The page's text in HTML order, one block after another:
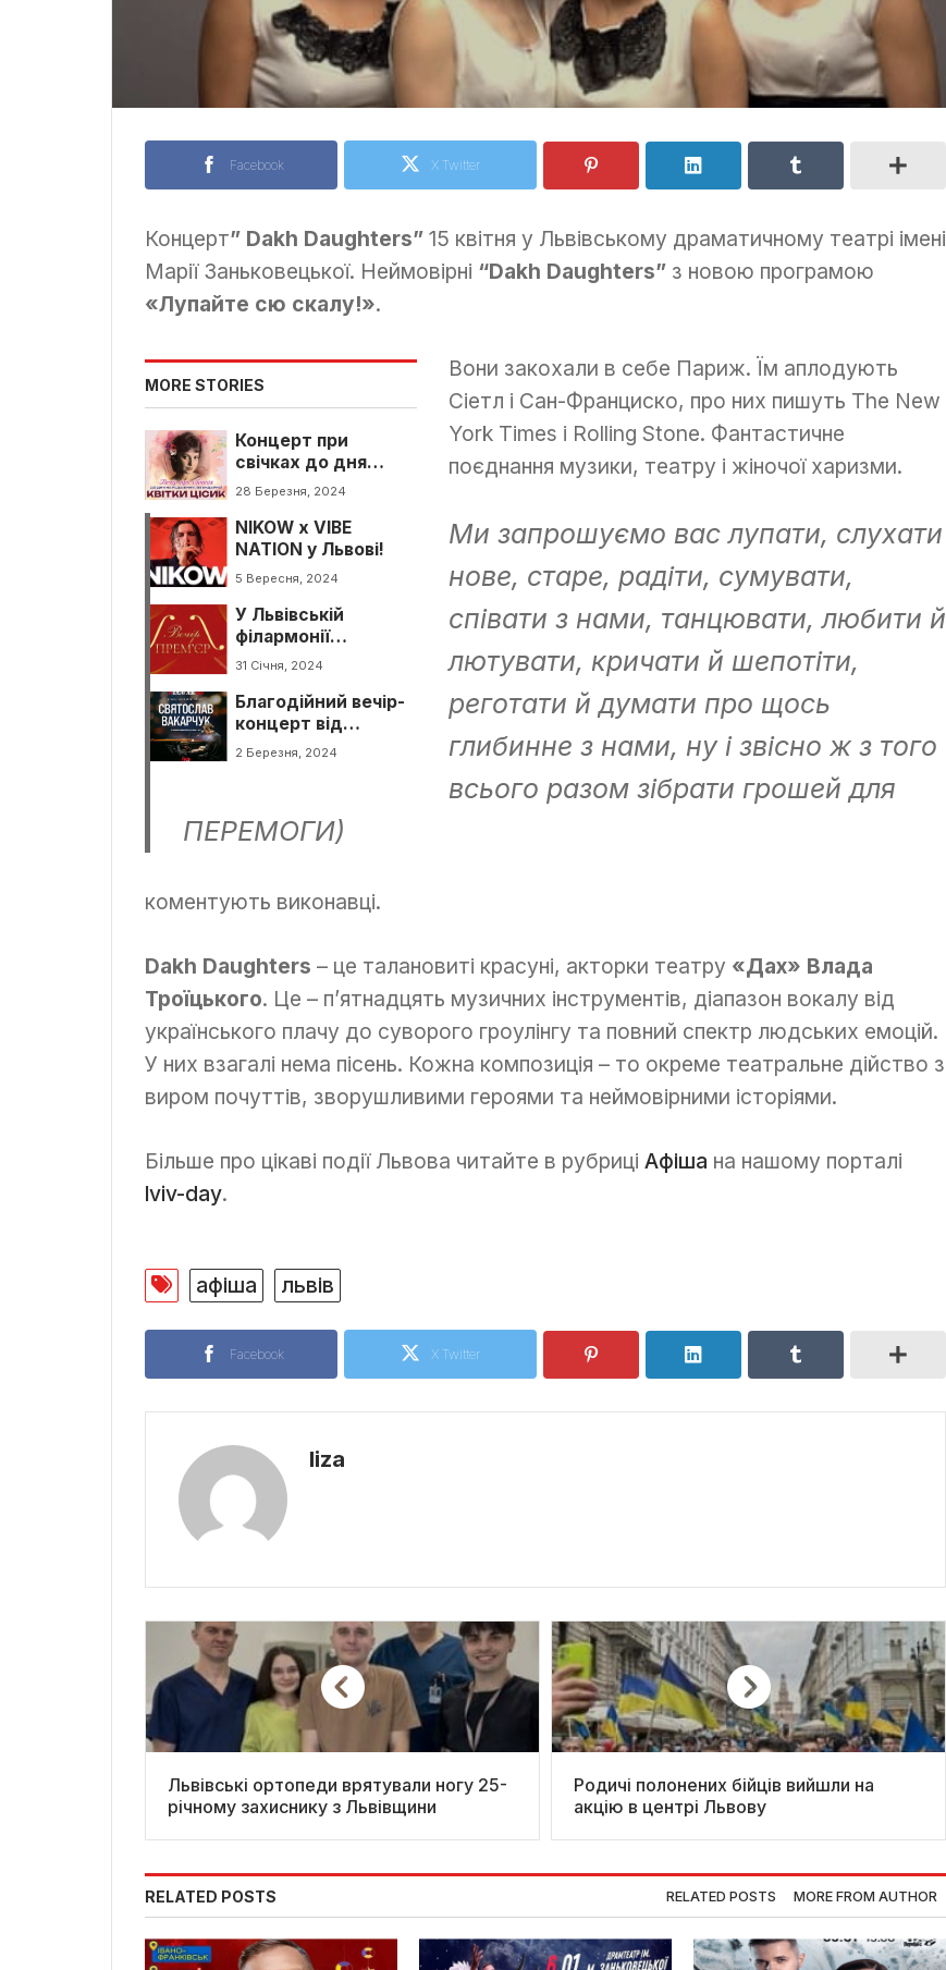
Facebook X Twitter
Концерт” Dakh Daughters” 15 квітня у Львівському драматичному театрі імені
Марії Заньковецької. Неймовірні “Dakh Daughters” з новою програмою
«Лупайте сю скалу!».
MORE STORIES
Концерт при
свічках до дня
народження Квітки
28 Березня, 2024
NIKOW x VIBE
NATION у Львові!
5 Вересня, 2024
У Львівській
філармонії
відбудеться “Вечір
симфонічної музики
31 Січня, 2024
Благодійний вечір-
концерт від
Святослава
2 Березня, 2024
Вони закохали в себе Париж. Їм аплодують
Сіетл і Сан-Франциско, про них пишуть The New
York Times і Rolling Stone. Фантастичне
поєднання музики, театру і жіночої харизми.
Ми запрошуємо вас лупати, слухати
нове, старе, радіти, сумувати,
співати з нами, танцювати, любити й
лютувати, кричати й шепотіти,
реготати й думати про щось
глибинне з нами, ну і звісно ж з того
всього разом зібрати грошей для
ПЕРЕМОГИ)
коментують виконавці.
Dakh Daughters – це талановиті красуні, акторки театру «Дах» Влада
Троїцького. Це – п’ятнадцять музичних інструментів, діапазон вокалу від
українського плачу до суворого гроулінгу та повний спектр людських емоцій.
У них взагалі нема пісень. Кожна композиція – то окреме театральне дійство з
виром почуттів, зворушливими героями та неймовірними історіями.
Більше про цікаві події Львова читайте в рубриці Афіша на нашому порталі
lviv-day.
афіша львів
Facebook X Twitter
liza
Львівські ортопеди врятували ногу 25-
річному захиснику з Львівщини
Родичі полонених бійців вийшли на
акцію в центрі Львову
RELATED POSTS RELATED POSTS MORE FROM AUTHOR